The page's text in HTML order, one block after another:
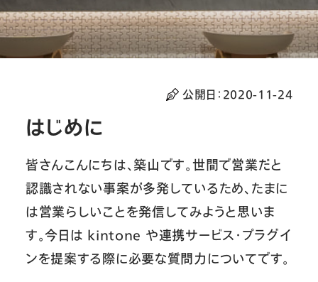
公開日： 2020-11-24
はじめに
皆さんこんにちは、築山です。世間で営業だと
認識されない事案が多発しているため、たまに
は営業らしいことを発信してみようと思いま
す。今日は kintone や連携サービス・プラグイ
ンを提案する際に必要な質問力についてです。